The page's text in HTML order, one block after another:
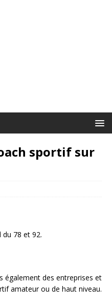
sportif sur
du 78 et 92.
également des entreprises et
amateur ou de haut niveau.